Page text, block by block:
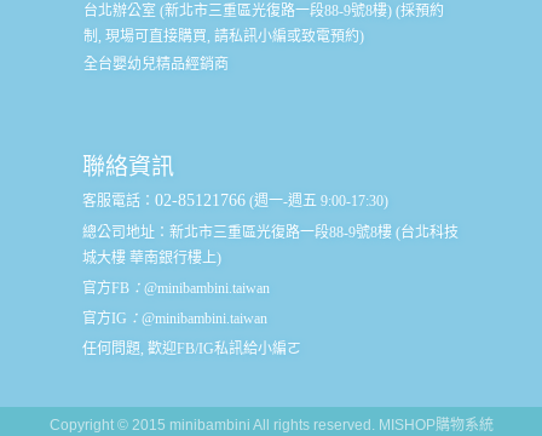
台北辦公室 (新北市三重區光復路一段88-9號8樓) (採預約
制, 現場可直接購買, 請私訊小編或致電預約)
全台嬰幼兒精品經銷商
聯絡資訊
客服電話： 02-85121766 (週一-週五 9:00-17:30)
總公司地址： 新北市三重區光復路一段88-9號8樓 (台北科技
城大樓 華南銀行樓上)
官方FB ： @minibambini.taiwan
官方IG ： @minibambini.taiwan
任何問題, 歡迎FB/IG私訊給小編ㄛ
Copyright © 2015 minibambini All rights reserved. MISHOP購物系統